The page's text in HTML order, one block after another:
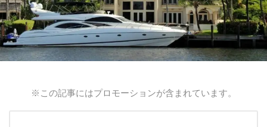
※この記事にはプロモーションが含まれています。